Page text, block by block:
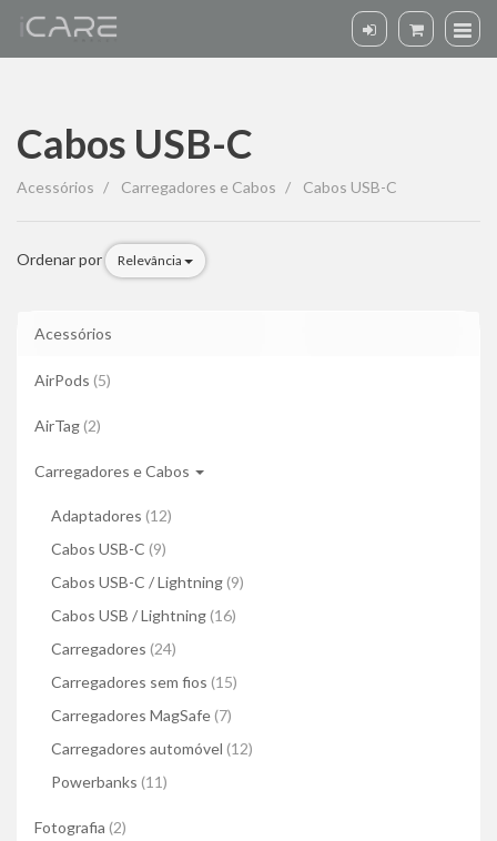
Cabos USB-C
Cabos
C
Acessórios Carregadores e Cabos Cabos USB-C
Ordenar por Relevância
Acessórios
AirPods (5)
AirTag (2)
Carregadores e Cabos
Adaptadores (12)
Cabos USB-C (9)
Cabos USB-C / Lightning (9)
Cabos USB / Lightning (16)
Carregadores (24)
Carregadores sem fios (15)
Carregadores MagSafe (7)
Carregadores automóvel (12)
Powerbanks (11)
Fotografia (2)